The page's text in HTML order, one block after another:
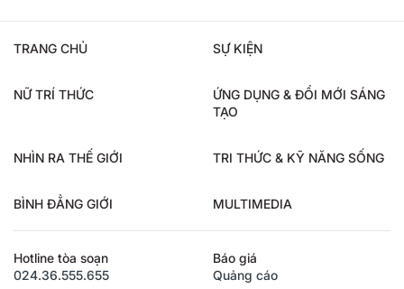
TRANG CHỦ SỰ KIỆN
NỮ TRÍ THỨC
ỨNG DỤNG & ĐỔI MỚI SÁNG
TẠO
NHÌN RA THẾ GIỚI TRI THỨC & KỸ NĂNG SỐNG
BÌNH ĐẲNG GIỚI MULTIMEDIA
Hotline tòa soạn
024.36.555.655
Báo giá
Quảng cáo